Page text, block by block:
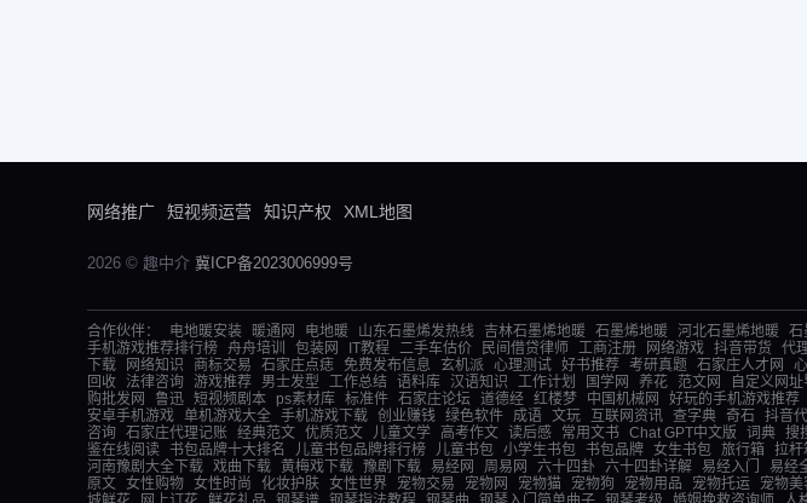
网络推广 短视频运营 知识产权 XML地图
2026 © 趣中介 冀ICP备2023006999号
合作伙伴： 电地暖安装 暖通网 电地暖 山东石墨烯发热线 吉林石墨烯地暖 石墨烯地暖 河北石墨烯地暖 石
手机游戏推荐排行榜 舟舟培训 包装网 IT教程 二手车估价 民间借贷律师 工商注册 网络游戏 抖音带货 代
下载
网络知识 商标交易 石家庄点痣 免费发布信息 玄机派 心理测试 好书推荐 考研真题 石家庄人才网
回收
法律咨询 游戏推荐 男士发型 工作总结 语料库 汉语知识 工作计划 国学网 养花 范文网 自定义网址
购批发网
鲁迅 短视频剧本 ps素材库 标准件 石家庄论坛 道德经 红楼梦 中国机械网 好玩的手机游戏推荐
安卓手机游戏 单机游戏大全 手机游戏下载 创业赚钱 绿色软件 成语 文玩 互联网资讯 查字典 奇石 抖音
咨询 石家庄代理记账 经典范文 优质范文 儿童文学 高考作文 读后感 常用文书 Chat GPT中文版 词典 搜
鉴在线阅读 书包品牌十大排名 儿童书包品牌排行榜 儿童书包 小学生书包 书包品牌 女生书包 旅行箱 拉杆
河南豫剧大全下载 戏曲下载 黄梅戏下载 豫剧下载 易经网 周易网 六十四卦 六十四卦详解 易经入门 易经
原文 女性购物 女性时尚 化妆护肤 女性世界 宠物交易 宠物网 宠物猫 宠物狗 宠物用品 宠物托运 宠物美